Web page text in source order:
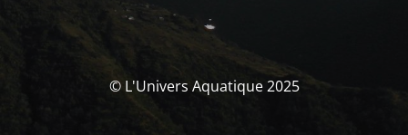
© L'Univers Aquatique 2025